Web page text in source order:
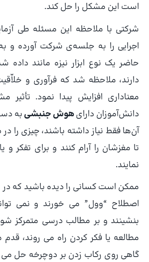
است این مشکل را حل کند.
شرکتی با ملاحظه این مسئله طی
اجرایی را به جلسه‌ی شرکت آورده و
حاضر یک نوع ابزار نیزه مانند
دارند، ملاحظه شد که فرآوری و
معناداری افزایش پیدا نمود. تأثیر
دانش‌آموزان دارایهوش جنبشیبه
آن‌ها فقط نیاز داشته باشند، چیزی را
تا مغزشان را آرام کنند و برای تفکر و
نمایند.
ممکن است کسانی را دیده باشید که
اصطلاح “وول” می خورند و نمی
بنشینند و بر مطالب درسی متمرکز
مطالعه یا فکر کردن راه می روند، قدم
گاهی روی رکاب زدن بر دوچرخه حل